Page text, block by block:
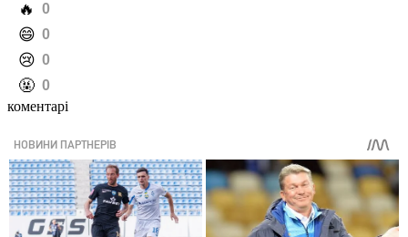
️🔥 0
️😄 0
️😢 0
️🤬 0
коментарі